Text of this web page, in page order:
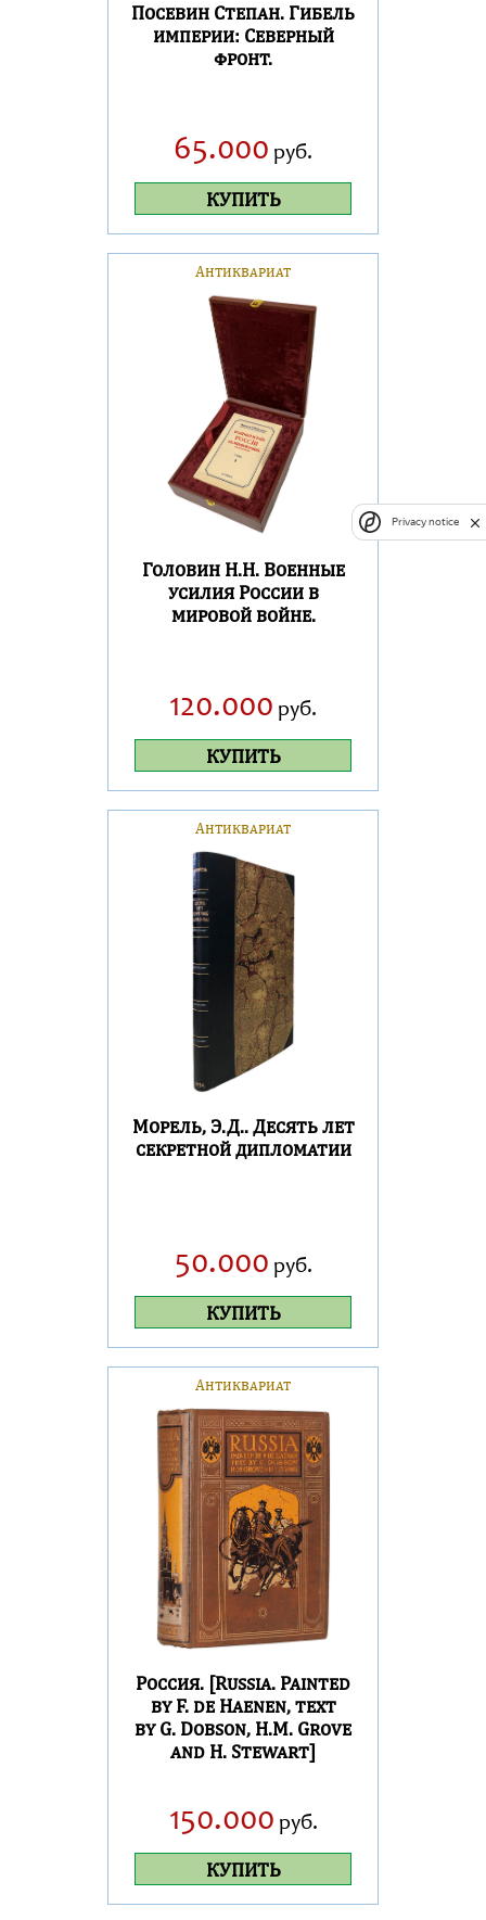
Посевин Степан. Гибель
империи: Северный
фронт.
65.000 руб.
КУПИТЬ
Антиквариат
Головин Н.Н. Военные
усилия России в
мировой войне.
120.000 руб.
КУПИТЬ
Антиквариат
Морель, Э.Д.. Десять лет
секретной дипломатии
50.000 руб.
КУПИТЬ
Антиквариат
Россия. [Russia. Painted
by F. de Haenen, text
by G. Dobson, H.M. Grove
and H. Stewart]
150.000 руб.
КУПИТЬ
Privacy notice